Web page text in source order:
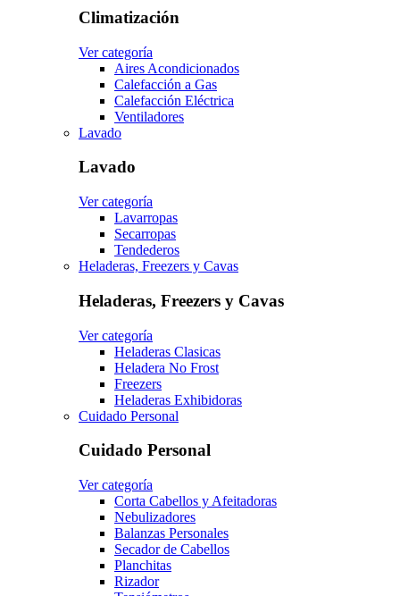
Climatización
Ver categoría
Aires Acondicionados
Calefacción a Gas
Calefacción Eléctrica
Ventiladores
Lavado
Lavado
Ver categoría
Lavarropas
Secarropas
Tendederos
Heladeras, Freezers y Cavas
Heladeras, Freezers y Cavas
Ver categoría
Heladeras Clasicas
Heladera No Frost
Freezers
Heladeras Exhibidoras
Cuidado Personal
Cuidado Personal
Ver categoría
Corta Cabellos y Afeitadoras
Nebulizadores
Balanzas Personales
Secador de Cabellos
Planchitas
Rizador